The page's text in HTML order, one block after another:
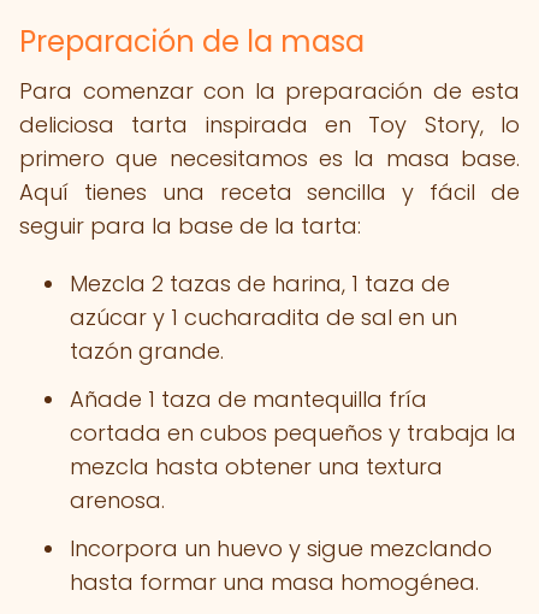
Preparación de la masa
Para comenzar con la preparación de esta
deliciosa tarta inspirada en Toy Story, lo
primero que necesitamos es la masa base.
Aquí tienes una receta sencilla y fácil de
seguir para la base de la tarta:
Mezcla 2 tazas de harina, 1 taza de
azúcar y 1 cucharadita de sal en un
tazón grande.
Añade 1 taza de mantequilla fría
cortada en cubos pequeños y trabaja la
mezcla hasta obtener una textura
arenosa.
Incorpora un huevo y sigue mezclando
hasta formar una masa homogénea.